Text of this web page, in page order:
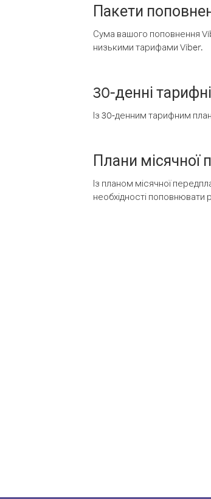
Пакети
Сума вашого поповнення
низькими тарифами Viber.
30-денні
Із 30-денним тарифним
Плани місячної
Із планом місячної
необхідності поповнювати